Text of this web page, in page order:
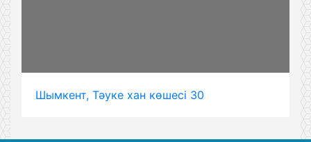
Шымкент, Тәуке хан көшесі 30